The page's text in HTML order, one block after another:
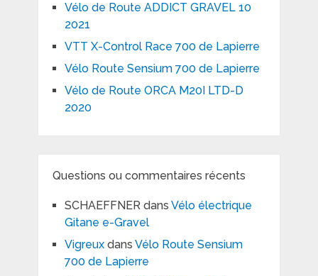
Vélo de Route ADDICT GRAVEL 10
2021
VTT X-Control Race 700 de Lapierre
Vélo Route Sensium 700 de Lapierre
Vélo de Route ORCA M20I LTD-D
2020
Questions ou commentaires récents
SCHAEFFNERdans Vélo électrique
Gitane e-Gravel
Vigreuxdans Vélo Route Sensium
700 de Lapierre